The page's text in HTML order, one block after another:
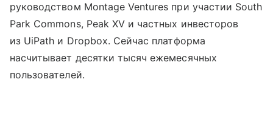
руководством Montage Ventures при участии South
Park Commons, Peak XV и частных инвесторов
из UiPath и Dropbox. Сейчас платформа
насчитывает десятки тысяч ежемесячных
пользователей.